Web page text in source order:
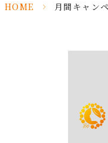
HOME > 月間キャン